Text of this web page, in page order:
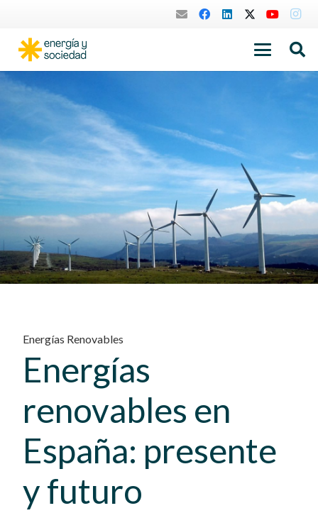
Energías Renovables
Energías
renovables en
España: presente
y futuro